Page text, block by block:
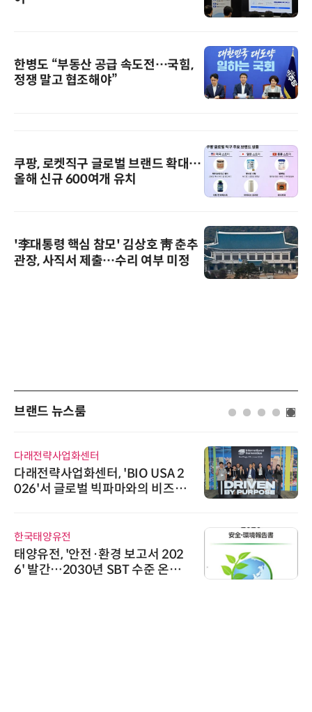
한병도 “부동산 공급 속도전…국힘,
정쟁 말고 협조해야”
쿠팡, 로켓직구 글로벌 브랜드 확대…
올해 신규 600여개 유치
'李대통령 핵심 참모' 김상호 靑 춘추
관장, 사직서 제출…수리 여부 미정
브랜드 뉴스룸
다래전략사업화센터
다래전략사업화센터, 'BIO USA 2
026'서 글로벌 빅파마와의 비즈니
한국태양유전
태양유전, '안전·환경 보고서 202
6' 발간…2030년 SBT 수준 온실